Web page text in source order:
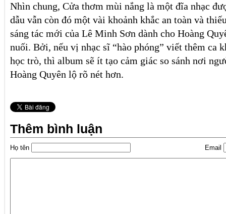
Nhìn chung, Cửa thơm mùi nắng là một đĩa nhạc
dẫu vẫn còn đó một vài khoảnh khắc an toàn và
sáng tác mới của Lê Minh Sơn dành cho Hoàng
nuối. Bởi, nếu vị nhạc sĩ “hào phóng” viết thêm ca
học trò, thì album sẽ ít tạo cảm giác so sánh nơi
Hoàng Quyên lộ rõ nét hơn.
Thêm bình luận
Họ tên Email